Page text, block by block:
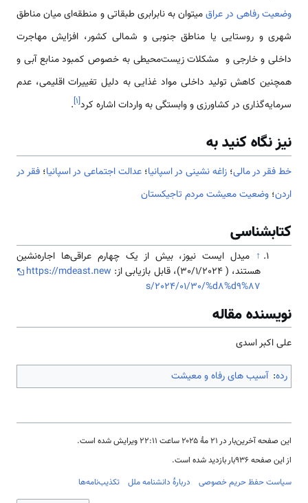
وضعیت رفاهی در عراقمی­توان به نابرابری طبقاتی و منطقه‌ای میان مناطق
شهری و روستایی یا مناطق جنوبی و شمالی کشور، افزایش مهاجرت
داخلی و خارجی و مشکلات زیست‌محیطی به خصوص کمبود منابع آبی و
همچنین کاهش تولید داخلی مواد غذایی به دلیل تغییرات اقلیمی، عدم
سرمایه‌گذاری در کشاورزی و وابستگی به واردات اشاره کرد[۱]
.
نیز نگاه کنید به
خط فقر در مالی؛ زاغه نشینی در اسپانیا؛ عدالت اجتماعی در اسپانیا؛ فقر در
اردن؛ وضعیت معیشت مردم تاجیکستان
کتابشناسی
↑ میدل ایست نیوز، بیش از یک چهارم عراقی‌ها اجاره‌نشین
هستند، ( 30/1/2024)، قابل بازیابی از:
https://mdeast.new
s/2024/01/30/%d8%d9%87
نویسنده مقاله
علی اکبر اسدی
رده: آسیب های رفاه و معیشت
این صفحه آخرین‌بار در ‏۲۱ مهٔ ۲۰۲۵ ساعت ‏۲۲:۱۱ ویرایش شده است.
از این صفحه ۹۳۶بار بازدید شده است.
سیاست حفظ حریم خصوصی
دربارهٔ دانشنامه ملل تکذیب‌نامه‌ها